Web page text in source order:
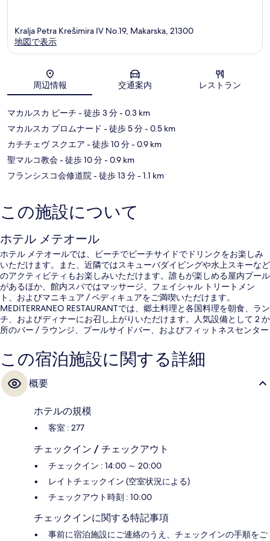
地図
Kralja Petra Krešimira IV No.19, Makarska, 21300
地図で表示
周辺情報 交通案内 レストラン
マカルスカ ビーチ - 徒歩 3 分- 0.3 km
マカルスカ プロムナード - 徒歩 5 分- 0.5 km
カチチェヴ スクエア - 徒歩 10 分- 0.9 km
聖マルコ教会- 徒歩 10 分- 0.9 km
フランシスコ会修道院- 徒歩 13 分- 1.1 km
この施設について
ホテル メテオール
ホテル メテオールでは、ビーチでビーチサイドでドリンクをお楽しみ
いただけます。また、近隣ではスキューバダイビングや水上スキーなど
のアクティビティもお楽しみいただけます。誰もが楽しめる屋内プール
があるほか、館内スパではマッサージ、フェイシャル トリートメン
ト、およびマニキュア / ペディキュアをご満喫いただけます。
MEDITERRANEO RESTAURANTでは、郷土料理と各国料理を朝食、ラン
チ、およびディナーにお召し上がりいただけます。人気設備として 2 か
所のバー / ラウンジ、プールサイドバー、およびフィットネスセンター
この宿泊施設に関する詳細
概要
ホテルの規模
客室 : 277
チェックイン / チェックアウト
チェックイン : 14:00 ～ 20:00
レイトチェックイン (空室状況による)
チェックアウト時刻 : 10:00
チェックインに関する特記事項
事前に宿泊施設にご連絡のうえ、チェックインの手順をご